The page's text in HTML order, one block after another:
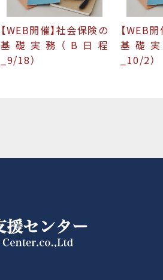
【WEB開催】社会保険の
基礎実務（B日程
_9/18）
【WEB
基礎
_10/2）